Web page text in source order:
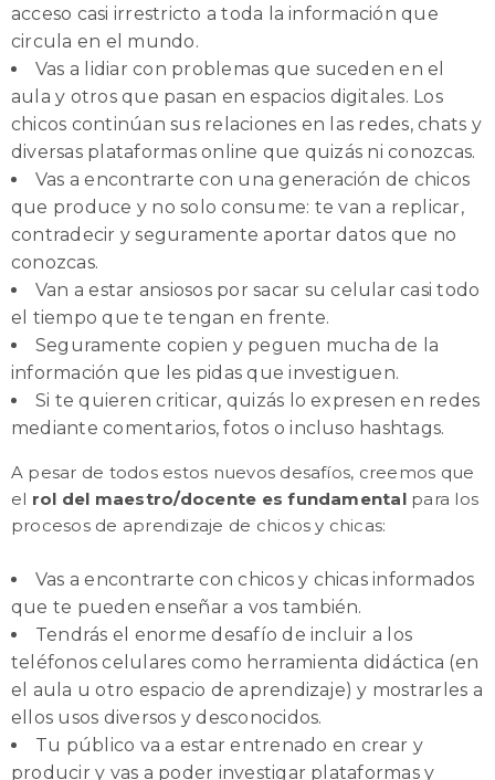
acceso casi irrestricto a toda la información que
circula en el mundo.
Vas a lidiar con problemas que suceden en el
aula y otros que pasan en espacios digitales. Los
chicos continúan sus relaciones en las redes, chats y
diversas plataformas online que quizás ni conozcas.
Vas a encontrarte con una generación de chicos
que produce y no solo consume: te van a replicar,
contradecir y seguramente aportar datos que no
conozcas.
Van a estar ansiosos por sacar su celular casi todo
el tiempo que te tengan en frente.
Seguramente copien y peguen mucha de la
información que les pidas que investiguen.
Si te quieren criticar, quizás lo expresen en redes
mediante comentarios, fotos o incluso hashtags.
A pesar de todos estos nuevos desafíos, creemos que
el rol del maestro/docente es fundamentalpara los
procesos de aprendizaje de chicos y chicas:
Vas a encontrarte con chicos y chicas informados
que te pueden enseñar a vos también.
Tendrás el enorme desafío de incluir a los
teléfonos celulares como herramienta didáctica (en
el aula u otro espacio de aprendizaje) y mostrarles a
ellos usos diversos y desconocidos.
Tu público va a estar entrenado en crear y
producir y vas a poder investigar plataformas y